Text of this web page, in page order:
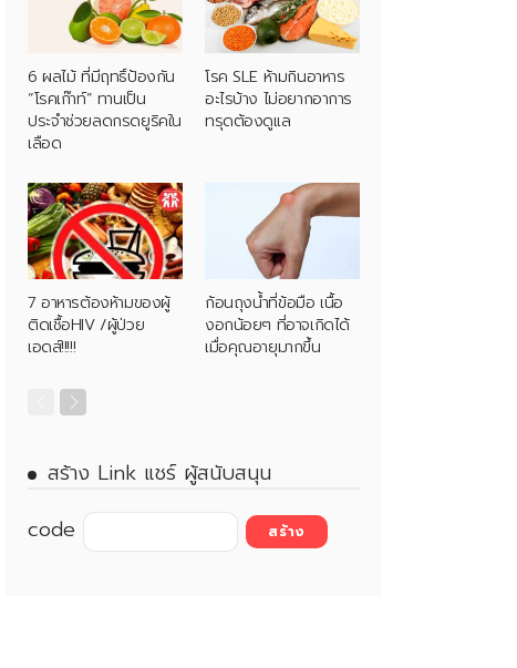
6 ผลไม้ ที่มีฤทธิ์ป้องกัน
“โรคเก๊าท์” ทานเป็น
ประจำช่วยลดกรดยูริคใน
เลือด
โรค SLE ห้ามกินอาหาร
อะไรบ้าง ไม่อยากอาการ
ทรุดต้องดูแล
7 อาหารต้องห้ามของผู้
ติดเชื้อHIV /ผู้ป่วย
เอดส์!!!!!
ก้อนถุงน้ำที่ข้อมือ เนื้อ
งอกน้อยๆ ที่อาจเกิดได้
เมื่อคุณอายุมากขึ้น
สร้าง Link แชร์ ผู้สนับสนุน
code